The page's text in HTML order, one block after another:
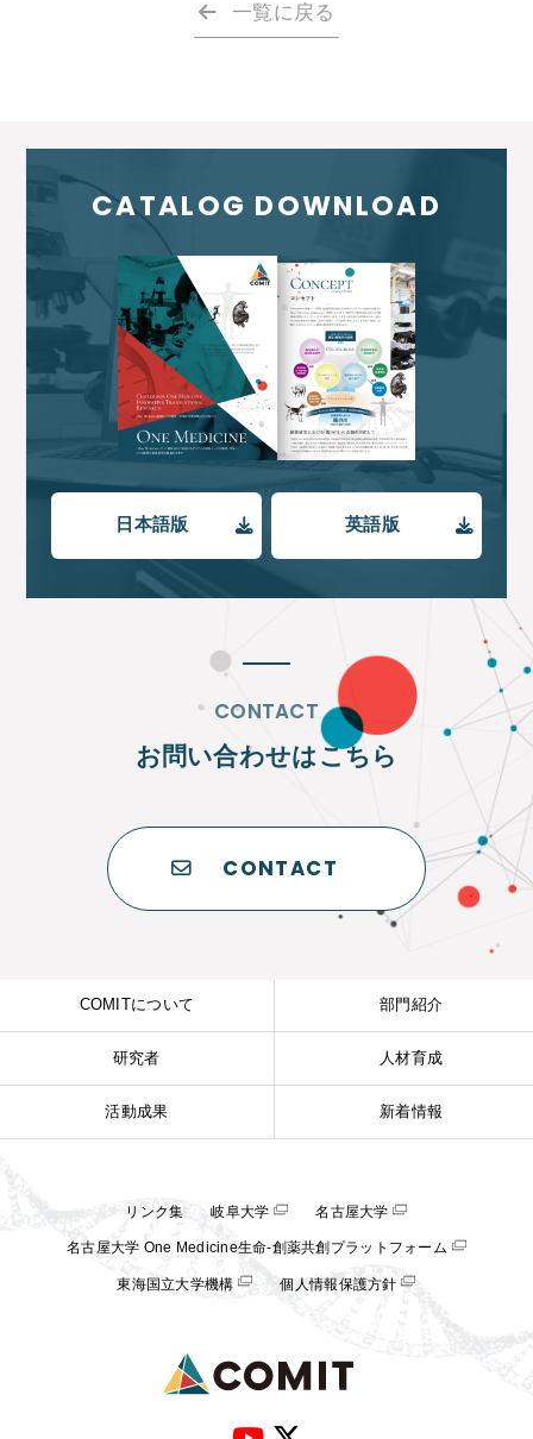
一覧に戻る
CATALOG DOWNLOAD
日本語版 英語版
CONTACT
お問い合わせはこちら
CONTACT
COMITについて 部門紹介
研究者 人材育成
活動成果 新着情報
リンク集 岐阜大学 名古屋大学
名古屋大学 One Medicine生命-創薬共創プラットフォーム
東海国立大学機構 個人情報保護方針